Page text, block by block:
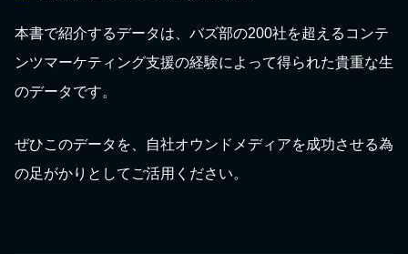
本書で紹介するデータは、バズ部の200社を超えるコンテ
ンツマーケティング支援の経験によって得られた貴重な生
のデータです。
ぜひこのデータを、自社オウンドメディアを成功させる為
の足がかりとしてご活用ください。